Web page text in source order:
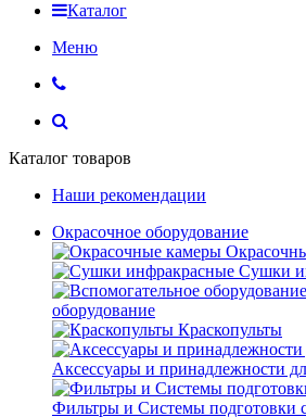
Каталог
Меню
Каталог товаров
Наши рекомендации
Окрасочное оборудование
Сушки
оборудование
Краскопульты
Аксессуары и принадлежности
Фильтры и Системы подготовки